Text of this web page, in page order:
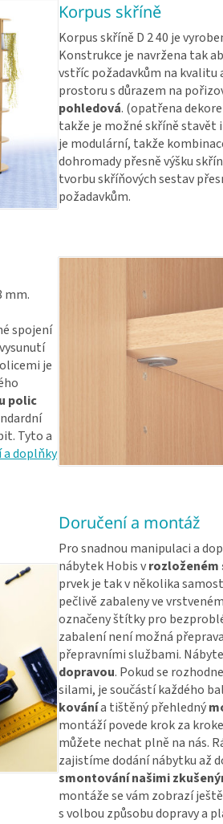
Korpus skříně
Korpus skříně D 2 40 je
Konstrukce je navržena tak
vstříc požadavkům na
prostoru s důrazem na
pohledová. (opatřena
takže je možné skříně stavět
je modulární, takže
dohromady přesně výšku
tvorbu skříňových sestav
požadavkům.
mm.
spojení
je
polic
Tyto a
doplňky
Doručení a montáž
Pro snadnou manipulaci a
nábytek Hobis vrozloženém
prvek je tak v několika
pečlivě zabaleny ve
označeny štítky pro
zabalení není možná
přepravními službami.
dopravou. Pokud se
silami, je součástí každého
kovánía tištěný přehledný
montáží povede krok za
můžete nechat plně na nás.
zajistíme dodání nábytku až
smontování našimi
montáže se vám zobrazí
s volbou způsobu dopravy a